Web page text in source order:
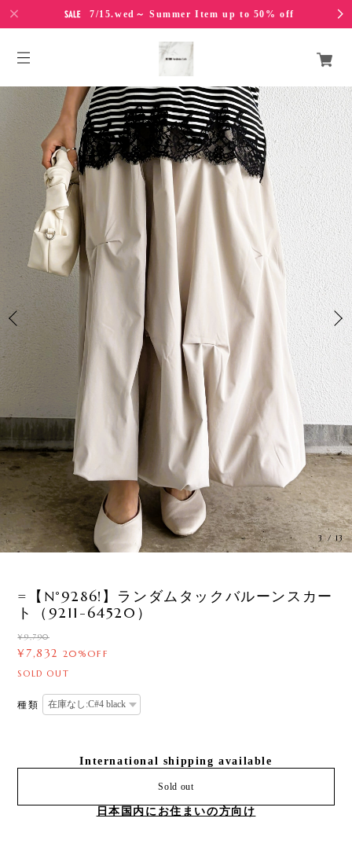
7/15.wed～ Summer Item up to 50% off
3/13
=【N°9286!】ランダムタックバルーンスカー
ト（9211-64520）
¥9,790
¥7,832 20%OFF
SOLD OUT
種類
International shipping available
Sold out
日本国内にお住まいの方向け